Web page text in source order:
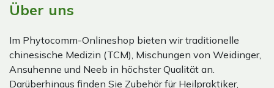
Über uns
Im Phytocomm-Onlineshop bieten wir traditionelle
chinesische Medizin (TCM), Mischungen von Weidinger,
Ansuhenne und Neeb in höchster Qualität an.
Darüberhinaus finden Sie Zubehör für Heilpraktiker,